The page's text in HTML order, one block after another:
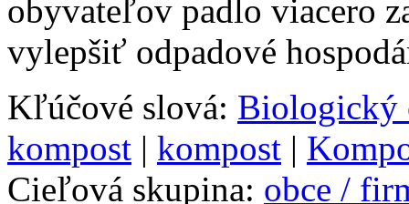
obyvateľov padlo viacero
vylepšiť odpadové
Kľúčové slová: Biologický
kompost | kompost |
Cieľová skupina: obce /